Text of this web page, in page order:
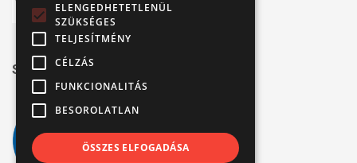
Széchenyi 2020
ELENGEDHETETLENÜL
SZÜKSÉGES
TELJESÍTMÉNY
CÉLZÁS
FUNKCIONALITÁS
BESOROLATLAN
ÖSSZES ELFOGADÁSA